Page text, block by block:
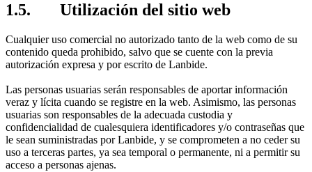
1.5. Utilización del sitio web
Cualquier uso comercial no autorizado tanto de la web como de su
contenido queda prohibido, salvo que se cuente con la previa
autorización expresa y por escrito de Lanbide.
Las personas usuarias serán responsables de aportar información
veraz y lícita cuando se registre en la web. Asimismo, las personas
usuarias son responsables de la adecuada custodia y
confidencialidad de cualesquiera identificadores y/o contraseñas que
le sean suministradas por Lanbide, y se comprometen a no ceder su
uso a terceras partes, ya sea temporal o permanente, ni a permitir su
acceso a personas ajenas.